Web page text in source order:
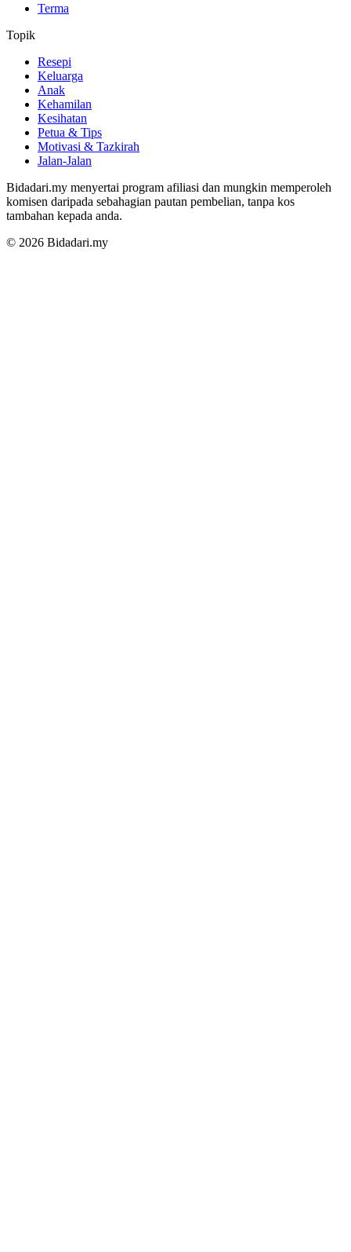
Terma
Topik
Resepi
Keluarga
Anak
Kehamilan
Kesihatan
Petua & Tips
Motivasi & Tazkirah
Jalan-Jalan
Bidadari.my menyertai program afiliasi dan mungkin memperoleh
komisen daripada sebahagian pautan pembelian, tanpa kos
tambahan kepada anda.
© 2026 Bidadari.my